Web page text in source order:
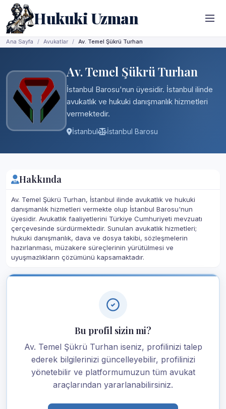
Hukuki Uzman
Ana Sayfa Avukatlar Av. Temel Şükrü Turhan
Av. Temel Şükrü Turhan
İstanbul Barosu'nun üyesidir. İstanbul ilinde
avukatlık ve hukuki danışmanlık hizmetleri
vermektedir.
İstanbul İstanbul Barosu
Hakkında
Av. Temel Şükrü Turhan, İstanbul ilinde avukatlık ve hukuki
danışmanlık hizmetleri vermekte olup İstanbul Barosu'nun
üyesidir. Avukatlık faaliyetlerini Türkiye Cumhuriyeti mevzuatı
çerçevesinde sürdürmektedir. Sunulan avukatlık hizmetleri;
hukuki danışmanlık, dava ve dosya takibi, sözleşmelerin
hazırlanması, müzakere süreçlerinin yürütülmesi ve
uyuşmazlıkların çözümünü kapsamaktadır.
Bu profil sizin mi?
Av. Temel Şükrü Turhan iseniz, profilinizi talep
ederek bilgilerinizi güncelleyebilir, profilinizi
yönetebilir ve platformumuzun tüm avukat
araçlarından yararlanabilirsiniz.